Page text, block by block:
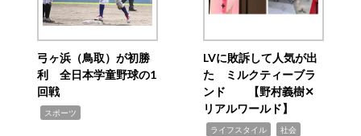
弓ヶ浜（鳥取）が初勝
利 全日本学童野球の1
回戦
スポーツ
LVに敗訴して人気が出
た ミルクティーブラ
ンド 【野村義樹✕
リアルワールド】
ライフスタイル 社会